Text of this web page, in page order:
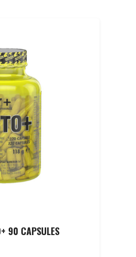
90 CAPSULES